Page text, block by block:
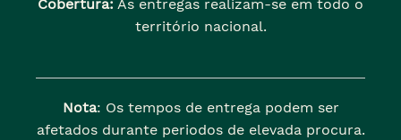
Cobertura: As entregas realizam-se em todo o
território nacional.
Nota: Os tempos de entrega podem ser
afetados durante periodos de elevada procura.